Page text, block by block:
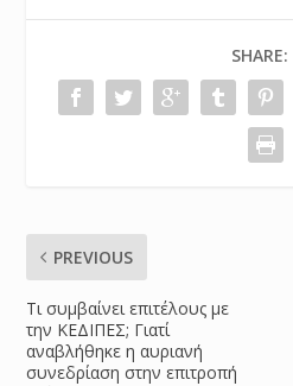
SHARE:
PREVIOUS
Τι συμβαίνει επιτέλους με
την ΚΕΔΙΠΕΣ; Γιατί
αναβλήθηκε η αυριανή
συνεδρίαση στην επιτροπή